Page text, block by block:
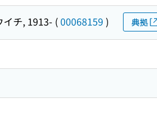
イチ, 1913- (00068159 ) 典拠